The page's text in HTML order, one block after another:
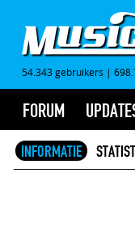
54.343 gebruikers |
FORUM
INFORMATIE